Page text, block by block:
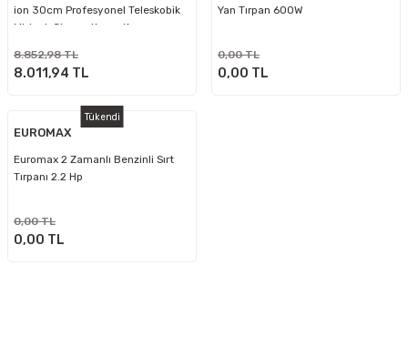
ion 30cm Profesyonel Teleskobik
Misinalı Çim ve Kenar Kesme
8.852,98 TL
8.011,94 TL
Yan Tırpan 600W
0,00 TL
0,00 TL
Tükendi
EUROMAX
Euromax 2 Zamanlı Benzinli Sırt
Tırpanı 2.2 Hp
0,00 TL
0,00 TL